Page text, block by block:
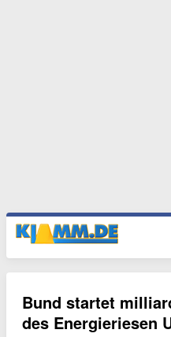
Bund startet
des Energieriesen